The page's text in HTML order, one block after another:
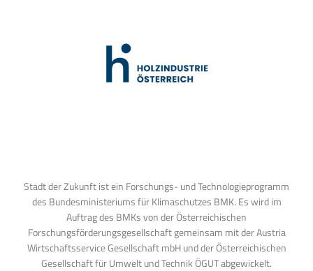
Stadt der Zukunft ist ein Forschungs- und Technologieprogramm
des Bundesministeriums für Klimaschutzes BMK. Es wird im
Auftrag des BMKs von der Österreichischen
Forschungsförderungsgesellschaft gemeinsam mit der Austria
Wirtschaftsservice Gesellschaft mbH und der Österreichischen
Gesellschaft für Umwelt und Technik ÖGUT abgewickelt.